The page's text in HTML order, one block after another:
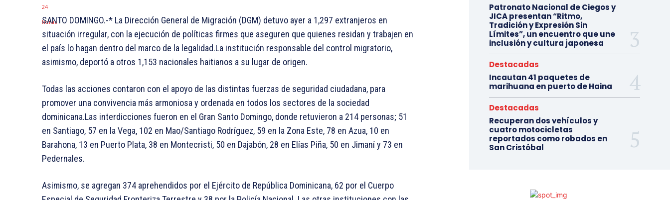
SANTO DOMINGO.-* La Dirección General de Migración (DGM) detuvo ayer a 1,297 extranjeros en
situación irregular, con la ejecución de políticas firmes que aseguren que quienes residan y trabajen en
el país lo hagan dentro del marco de la legalidad.La institución responsable del control migratorio,
asimismo, deportó a otros 1,153 nacionales haitianos a su lugar de origen.
Todas las acciones contaron con el apoyo de las distintas fuerzas de seguridad ciudadana, para
promover una convivencia más armoniosa y ordenada en todos los sectores de la sociedad
dominicana.Las interdicciones fueron en el Gran Santo Domingo, donde retuvieron a 214 personas; 51
en Santiago, 57 en la Vega, 102 en Mao/Santiago Rodríguez, 59 en la Zona Este, 78 en Azua, 10 en
Barahona, 13 en Puerto Plata, 38 en Montecristi, 50 en Dajabón, 28 en Elías Piña, 50 en Jimaní y 73 en
Pedernales.
Asimismo, se agregan 374 aprehendidos por el Ejército de República Dominicana, 62 por el Cuerpo
Patronato Nacional de Ciegos y
JICA presentan “Ritmo,
Tradición y Expresión Sin
Límites”, un encuentro que une
inclusión y cultura japonesa
Destacadas
Incautan 41 paquetes de
marihuana en puerto de Haina
Destacadas
Recuperan dos vehículos y
cuatro motocicletas
reportados como robados en
San Cristóbal